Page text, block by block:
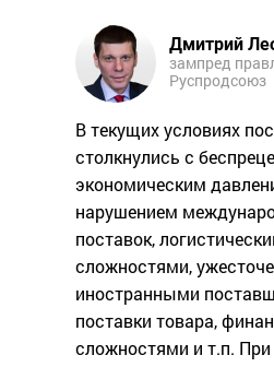
Дмитрий
зампред
Руспродсоюз
В текущих условиях
столкнулись с
экономическим
нарушением
поставок,
сложностями,
иностранными
поставки товара,
сложностями и т.п.